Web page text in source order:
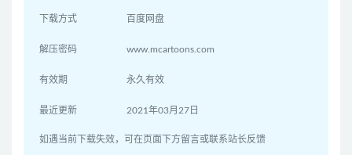
下载方式 百度网盘
解压密码 www.mcartoons.com
有效期 永久有效
最近更新 2021年03月27日
如遇当前下载失效，可在页面下方留言或联系站长反馈